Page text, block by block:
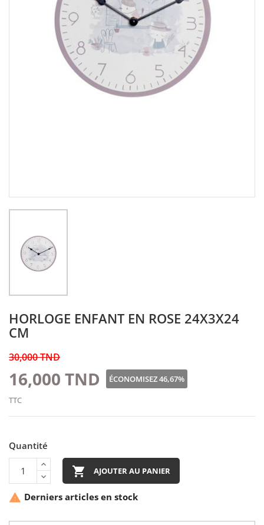
HORLOGE ENFANT EN ROSE 24X3X24
CM
30,000 TND
16,000 TND
ÉCONOMISEZ 46,67%
TTC
Quantité
 AJOUTER AU PANIER
 Derniers articles en stock